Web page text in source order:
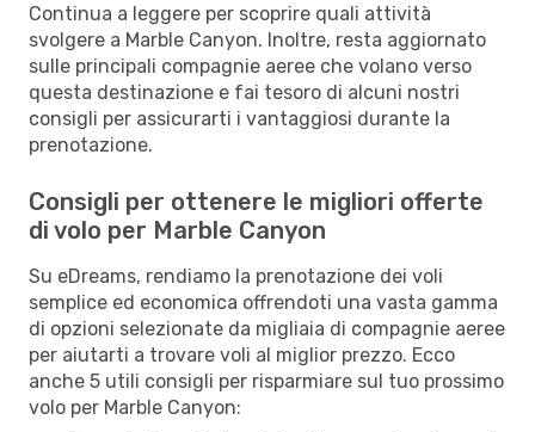
Continua a leggere per scoprire quali attività
svolgere a Marble Canyon. Inoltre, resta aggiornato
sulle principali compagnie aeree che volano verso
questa destinazione e fai tesoro di alcuni nostri
consigli per assicurarti i vantaggiosi durante la
prenotazione.
Consigli per ottenere le migliori offerte
di volo per Marble Canyon
Su eDreams, rendiamo la prenotazione dei voli
semplice ed economica offrendoti una vasta gamma
di opzioni selezionate da migliaia di compagnie aeree
per aiutarti a trovare voli al miglior prezzo. Ecco
anche 5 utili consigli per risparmiare sul tuo prossimo
volo per Marble Canyon: